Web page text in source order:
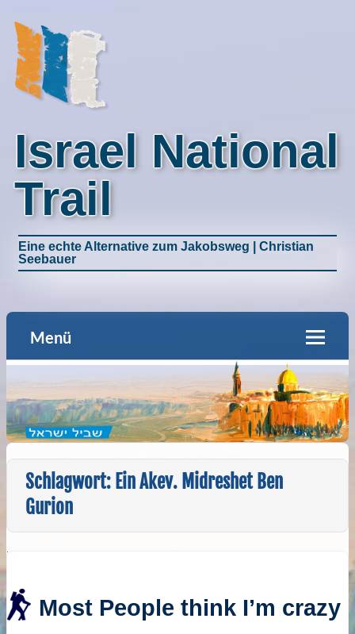
Israel National
Trail
Eine echte Alternative zum Jakobsweg | Christian
Seebauer
Menü
Schlagwort: Ein Akev. Midreshet Ben
Gurion
Most People think I’m crazy